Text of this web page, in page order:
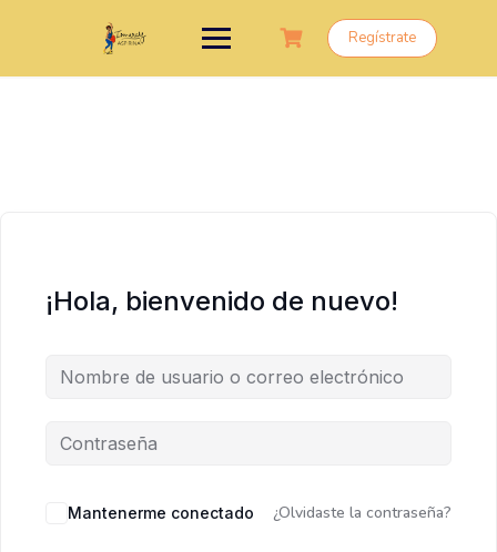
Regístrate
¡Hola, bienvenido de nuevo!
Mantenerme conectado ¿Olvidaste la contraseña?